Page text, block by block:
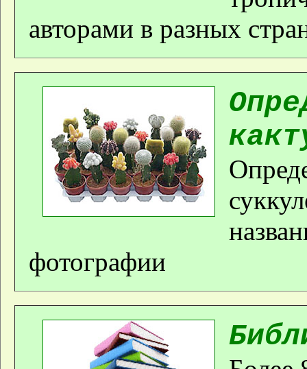
авторами в разных
фотографии